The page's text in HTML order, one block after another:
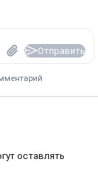
Отправить
оставлять